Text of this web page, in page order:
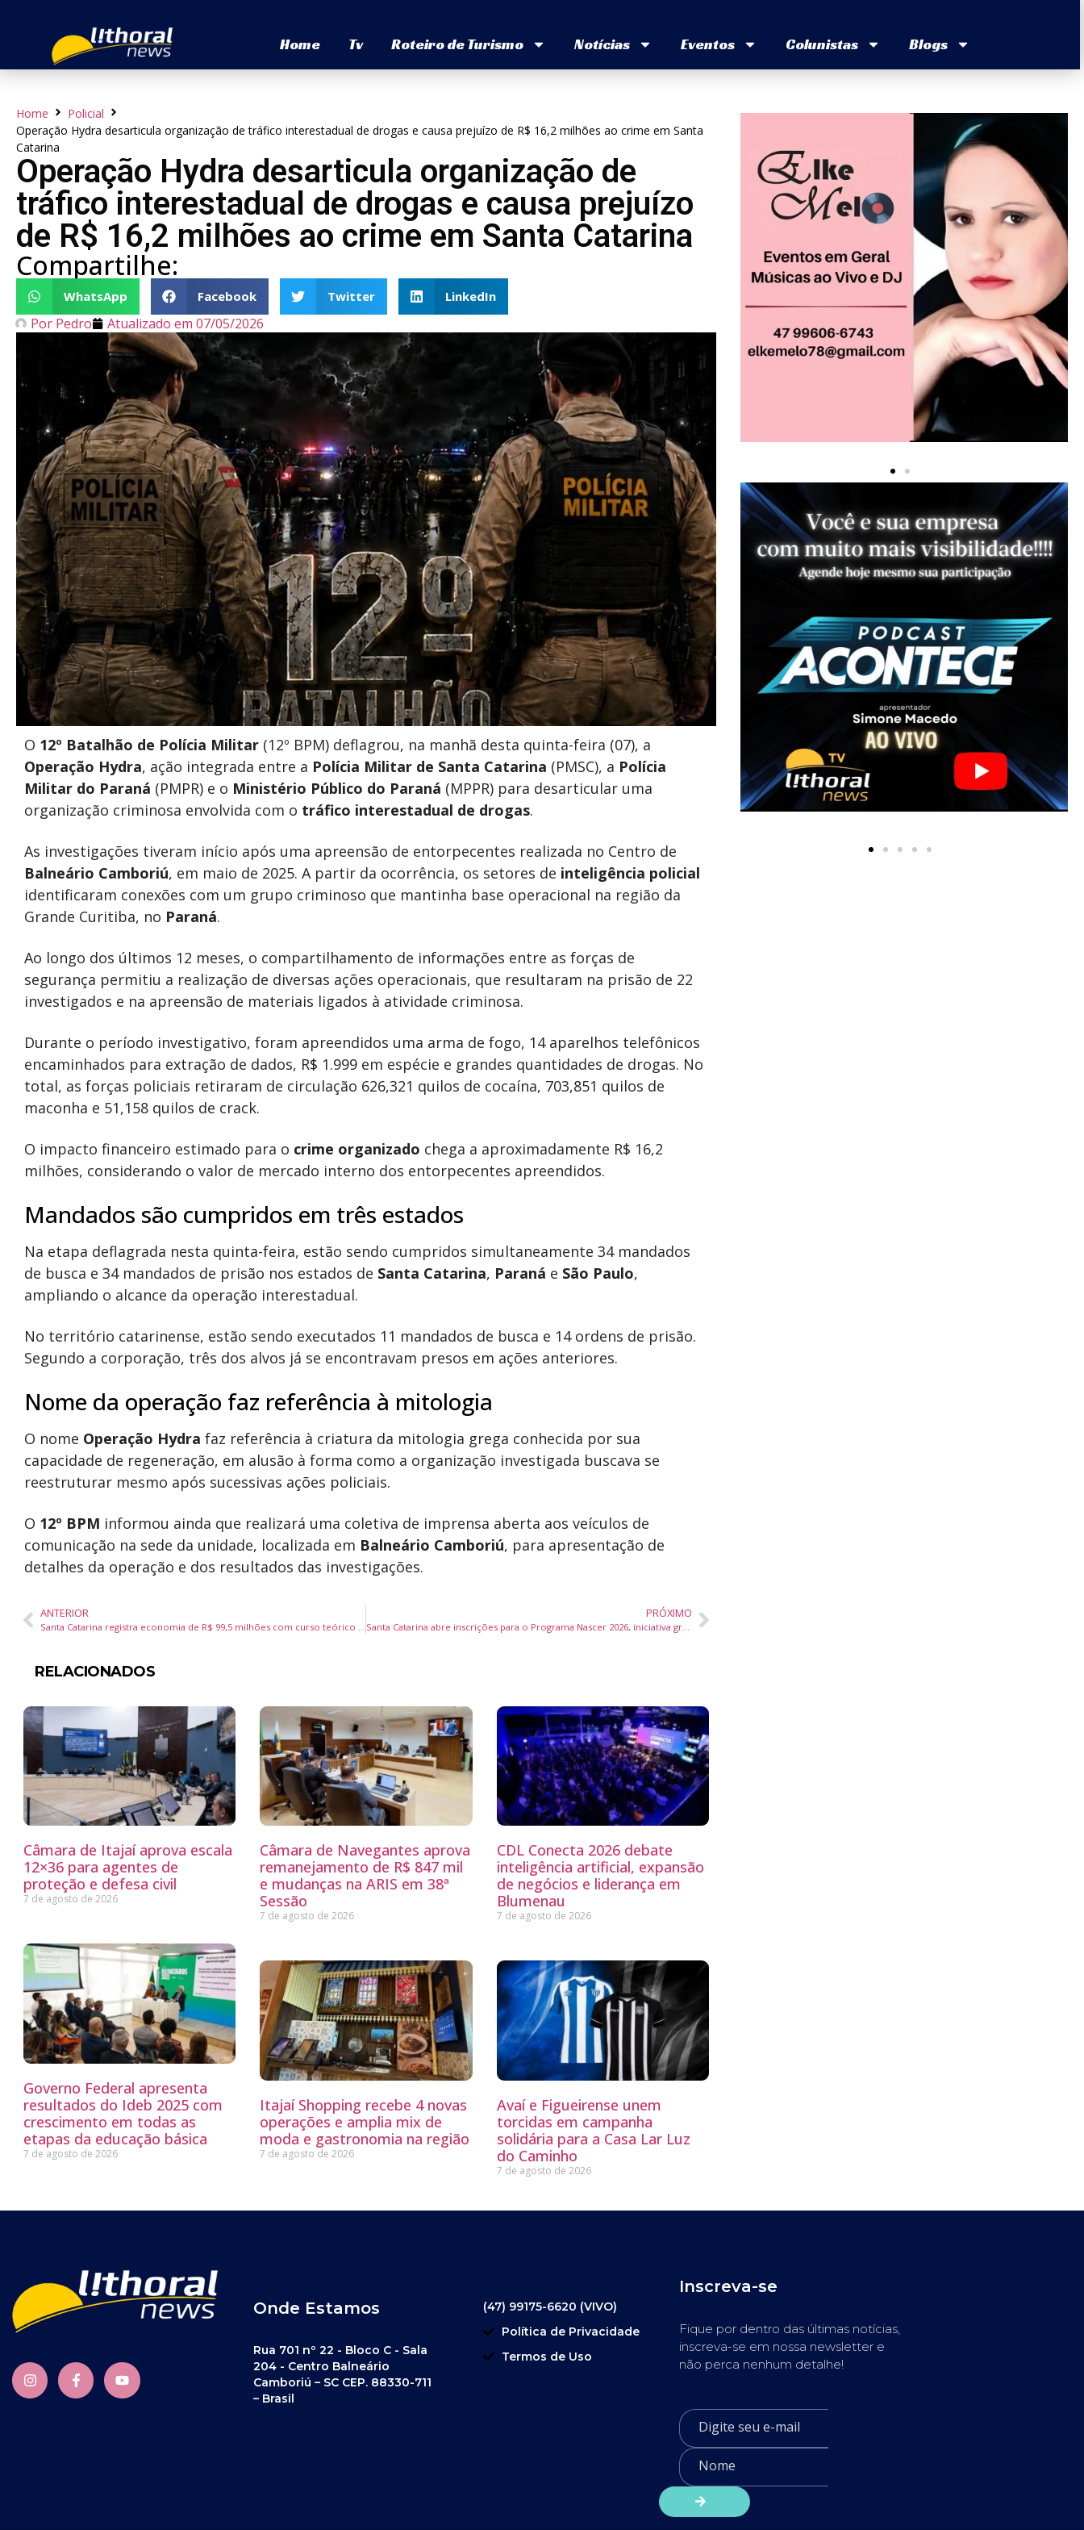
Home Tv Roteiro de Turismo Notícias Eventos Colunistas Blogs
Home
Policial
Operação Hydra desarticula organização de tráfico interestadual de drogas e causa prejuízo de R$ 16,2 milhões ao crime em Santa
Catarina
Operação Hydra desarticula organização de
tráfico interestadual de drogas e causa prejuízo
de R$ 16,2 milhões ao crime em Santa Catarina
Compartilhe:
WhatsApp Facebook Twitter LinkedIn
Por Pedro Atualizado em 07/05/2026
O 12º Batalhão de Polícia Militar (12º BPM) deflagrou, na manhã desta quinta-feira (07), a
Operação Hydra, ação integrada entre a Polícia Militar de Santa Catarina (PMSC), a Polícia
Militar do Paraná (PMPR) e o Ministério Público do Paraná (MPPR) para desarticular uma
organização criminosa envolvida com o tráfico interestadual de drogas.
As investigações tiveram início após uma apreensão de entorpecentes realizada no Centro de
Balneário Camboriú, em maio de 2025. A partir da ocorrência, os setores de inteligência policial
identificaram conexões com um grupo criminoso que mantinha base operacional na região da
Grande Curitiba, no Paraná.
Ao longo dos últimos 12 meses, o compartilhamento de informações entre as forças de
segurança permitiu a realização de diversas ações operacionais, que resultaram na prisão de 22
investigados e na apreensão de materiais ligados à atividade criminosa.
Durante o período investigativo, foram apreendidos uma arma de fogo, 14 aparelhos telefônicos
encaminhados para extração de dados, R$ 1.999 em espécie e grandes quantidades de drogas. No
total, as forças policiais retiraram de circulação 626,321 quilos de cocaína, 703,851 quilos de
maconha e 51,158 quilos de crack.
O impacto financeiro estimado para o crime organizado chega a aproximadamente R$ 16,2
milhões, considerando o valor de mercado interno dos entorpecentes apreendidos.
Mandados são cumpridos em três estados
Na etapa deflagrada nesta quinta-feira, estão sendo cumpridos simultaneamente 34 mandados
de busca e 34 mandados de prisão nos estados de Santa Catarina, Paraná e São Paulo,
ampliando o alcance da operação interestadual.
No território catarinense, estão sendo executados 11 mandados de busca e 14 ordens de prisão.
Segundo a corporação, três dos alvos já se encontravam presos em ações anteriores.
Nome da operação faz referência à mitologia
O nome Operação Hydra faz referência à criatura da mitologia grega conhecida por sua
capacidade de regeneração, em alusão à forma como a organização investigada buscava se
reestruturar mesmo após sucessivas ações policiais.
O 12º BPM informou ainda que realizará uma coletiva de imprensa aberta aos veículos de
comunicação na sede da unidade, localizada em Balneário Camboriú, para apresentação de
detalhes da operação e dos resultados das investigações.
ANTERIOR
Santa Catarina registra economia de R$ 99,5 milhões com curso teórico gratuito para CNH, aponta Ministério dos Transportes
PRÓXIMO
Santa Catarina abre inscrições para o Programa Nascer 2026, iniciativa gratuita que transforma ideias em negócios inovadores
RELACIONADOS
Câmara de Itajaí aprova escala
12×36 para agentes de
proteção e defesa civil
7 de agosto de 2026
Câmara de Navegantes aprova
remanejamento de R$ 847 mil
e mudanças na ARIS em 38ª
Sessão
7 de agosto de 2026
CDL Conecta 2026 debate
inteligência artificial, expansão
de negócios e liderança em
Blumenau
7 de agosto de 2026
Governo Federal apresenta
resultados do Ideb 2025 com
crescimento em todas as
etapas da educação básica
7 de agosto de 2026
Itajaí Shopping recebe 4 novas
operações e amplia mix de
moda e gastronomia na região
7 de agosto de 2026
Avaí e Figueirense unem
torcidas em campanha
solidária para a Casa Lar Luz
do Caminho
7 de agosto de 2026
Onde Estamos
Rua 701 nº 22 - Bloco C - Sala
204 - Centro Balneário
Camboriú – SC CEP. 88330-711
– Brasil
(47) 99175-6620 (VIVO)
Política de Privacidade
Termos de Uso
Inscreva-se
Fique por dentro das últimas notícias,
inscreva-se em nossa newsletter e
não perca nenhum detalhe!